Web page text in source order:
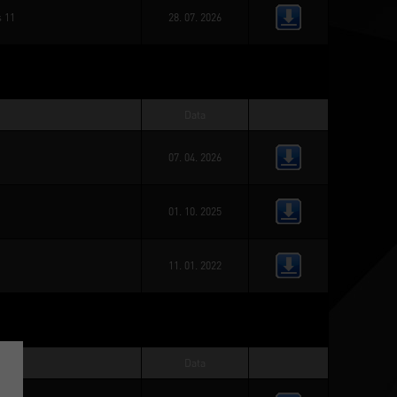
11 28. 07. 2026
07. 04. 2026
01. 10. 2025
11. 01. 2022